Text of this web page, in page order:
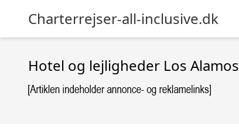
Charterrejser-all-inclusive.dk
Hotel og lejligheder Los Alamos